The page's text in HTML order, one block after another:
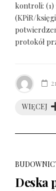
kontroli:
(KPiR/
protokół
WIĘCEJ
Deska